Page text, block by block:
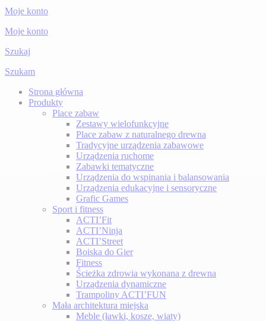
Moje konto
Moje konto
Szukaj
Szukam
Strona główna
Produkty
Place zabaw
Zestawy wielofunkcyjne
Place zabaw z naturalnego drewna
Tradycyjne urządzenia zabawowe
Urządzenia ruchome
Zabawki tematyczne
Urządzenia do wspinania i balansowania
Urządzenia edukacyjne i sensoryczne
Grafic Games
Sport i fitness
ACTI’Fit
ACTI’Ninja
ACTI’Street
Boiska do Gier
Fitness
Ścieżka zdrowia wykonana z drewna
Urządzenia dynamiczne
Trampoliny ACTI’FUN
Mała architektura miejska
Meble (ławki, kosze, wiaty)